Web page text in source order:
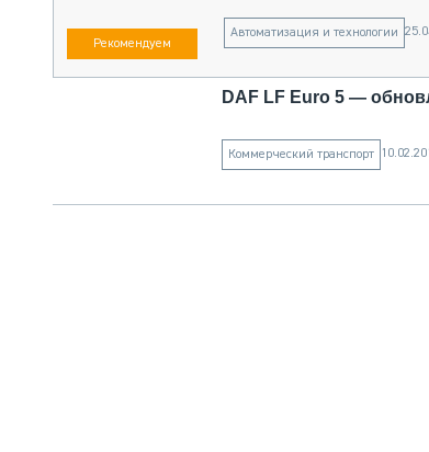
Автоматизация и технологии
DAF LF Euro 5 —
Коммерческий транспорт